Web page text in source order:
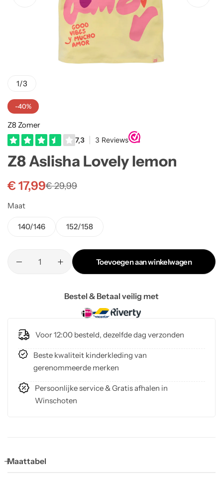
1/3
-40%
Z8 Zomer
Z8 Aslisha Lovely lemon
€29,99
€17,99
Maat
140/146 152/158
Toevoegen aan winkelwagen
Bestel & Betaal veilig met
Voor 12:00 besteld, dezelfde dag verzonden
Beste kwaliteit kinderkleding van
gerenommeerde merken
Persoonlijke service & Gratis afhalen in
Winschoten
Maattabel
T-shirts meisjes
Truien Meisjes
Vesten meisjes
Rellix Zomer
Like Flo zomer